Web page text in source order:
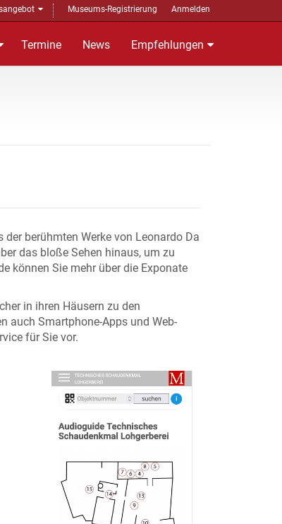
Museums-Registrierung Anmelden
Termine News Empfehlungen
berühmten Werke von Leonardo Da
das bloße Sehen hinaus, um zu
können Sie mehr über die Exponate
in ihren Häusern zu den
auch Smartphone-Apps und Web-
für Sie vor.